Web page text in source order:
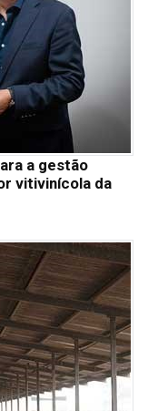
a gestão
vitivinícola da